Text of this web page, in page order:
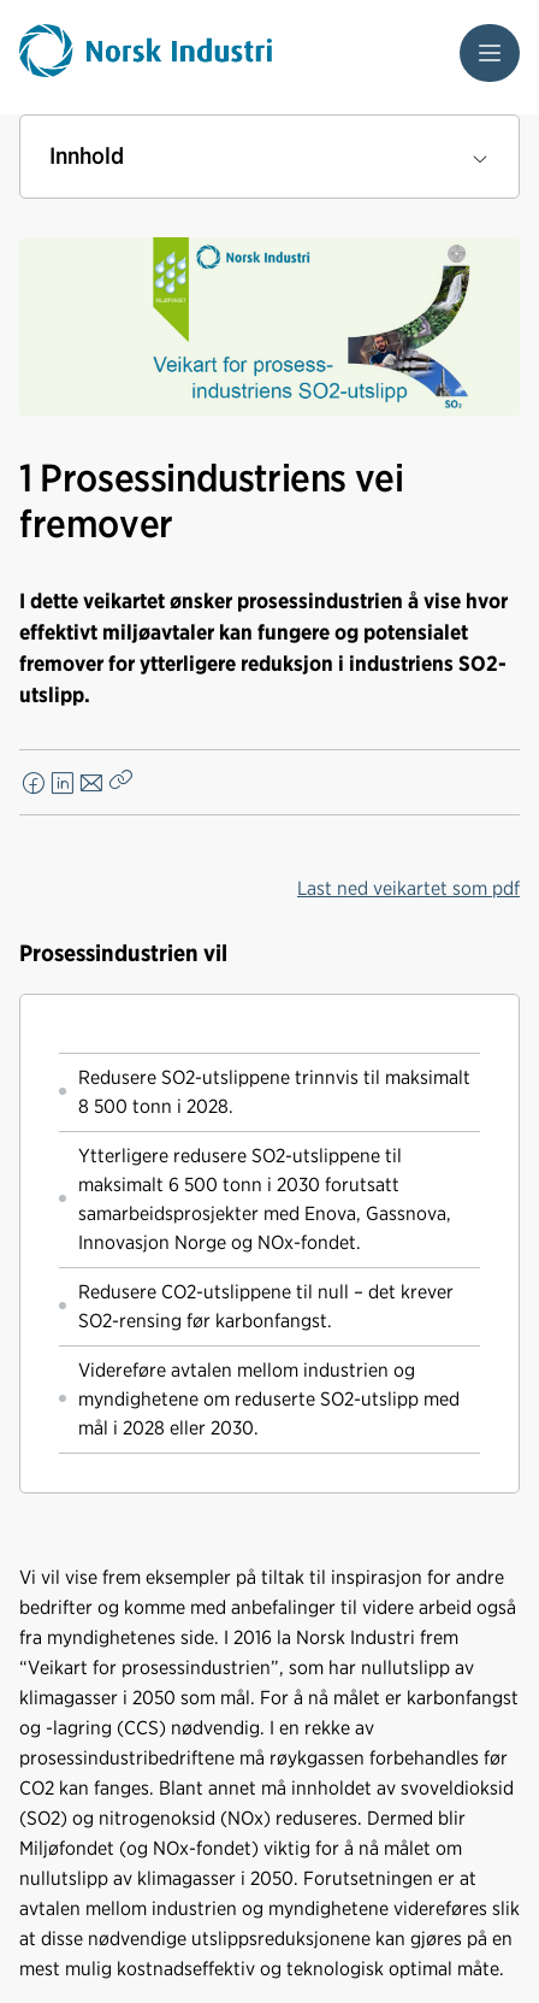
Meny
Innhold
1 Prosessindustriens vei
fremover
I dette veikartet ønsker prosessindustrien å vise hvor
effektivt miljøavtaler kan fungere og potensialet
fremover for ytterligere reduksjon i industriens SO2-
utslipp.
F
o
o
k
L
I
n
E
Last ned veikartet som pdf
Prosessindustrien vil
Redusere SO2-utslippene trinnvis til maksimalt
8 500 tonn i 2028.
Ytterligere redusere SO2-utslippene til
maksimalt 6 500 tonn i 2030 forutsatt
samarbeidsprosjekter med Enova, Gassnova,
Innovasjon Norge og NOx-fondet.
Redusere CO2-utslippene til null – det krever
SO2-rensing før karbonfangst.
Videreføre avtalen mellom industrien og
myndighetene om reduserte SO2-utslipp med
mål i 2028 eller 2030.
Vi vil vise frem eksempler på tiltak til inspirasjon for andre
bedrifter og komme med anbefalinger til videre arbeid også
fra myndighetenes side. I 2016 la Norsk Industri frem
“Veikart for prosessindustrien”, som har nullutslipp av
klimagasser i 2050 som mål. For å nå målet er karbonfangst
og -lagring (CCS) nødvendig. I en rekke av
prosessindustribedriftene må røykgassen forbehandles før
CO2 kan fanges. Blant annet må innholdet av svoveldioksid
(SO2) og nitrogenoksid (NOx) reduseres. Dermed blir
Miljøfondet (og NOx-fondet) viktig for å nå målet om
nullutslipp av klimagasser i 2050. Forutsetningen er at
avtalen mellom industrien og myndighetene videreføres slik
at disse nødvendige utslippsreduksjonene kan gjøres på en
mest mulig kostnadseffektiv og teknologisk optimal måte.